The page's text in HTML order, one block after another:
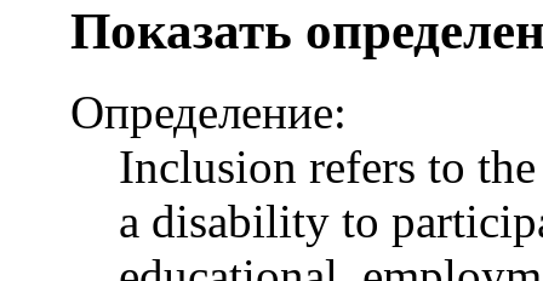
Показать
Определение:
Inclusion refers to
a disability to